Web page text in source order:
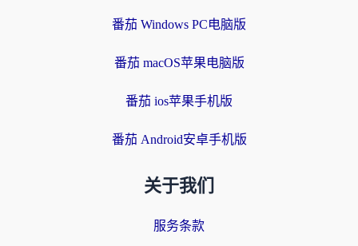
番茄 Windows PC电脑版
番茄 macOS苹果电脑版
番茄 ios苹果手机版
番茄 Android安卓手机版
关于我们
服务条款